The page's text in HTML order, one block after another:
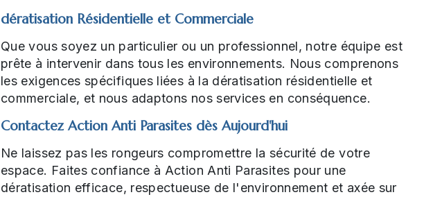
dératisation Résidentielle et Commerciale
Que vous soyez un particulier ou un professionnel, notre équipe est
prête à intervenir dans tous les environnements. Nous comprenons
les exigences spécifiques liées à la dératisation résidentielle et
commerciale, et nous adaptons nos services en conséquence.
Contactez Action Anti Parasites dès Aujourd'hui
Ne laissez pas les rongeurs compromettre la sécurité de votre
espace. Faites confiance à Action Anti Parasites pour une
dératisation efficace, respectueuse de l'environnement et axée sur